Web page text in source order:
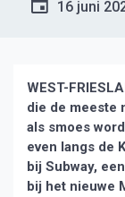
16 juni
WEST-
die de meeste
als smoes
even langs de
bij Subway,
bij het nieuwe